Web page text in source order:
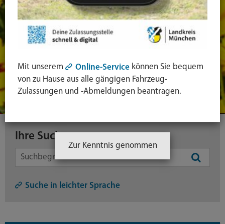
Ihre Suche
Suche in leichter Sprache
Mit unserem Online-Service können Sie bequem
von zu Hause aus alle gängigen Fahrzeug-
Zulassungen und -Abmeldungen beantragen.
Zur Kenntnis genommen